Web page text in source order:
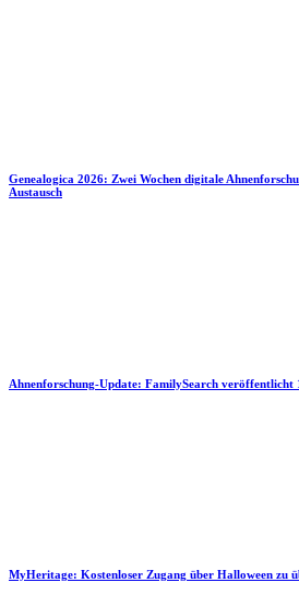
Genealogica 2026: Zwei Wochen digitale
Austausch
Ahnenforschung-Update: FamilySearch veröffentlicht
MyHeritage: Kostenloser Zugang über Halloween zu